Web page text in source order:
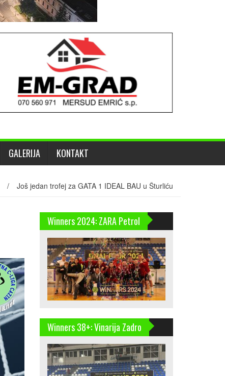
GALERIJA KONTAKT
/ Još jedan trofej za GATA 1 IDEAL BAU u Šturliću
Winners 2024: ZARA Petrol
Winners 38+: Vinarija Zadro